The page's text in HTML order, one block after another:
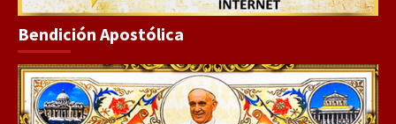
Bendición Apostólica